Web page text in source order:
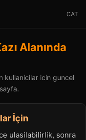
CAT
Alanında
kullanicilar icin guncel
İçin
ulasilabilirlik, sonra